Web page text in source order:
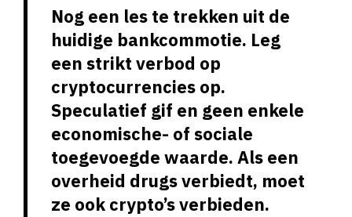
Nog een les te trekken uit de
huidige bankcommotie. Leg
een strikt verbod op
cryptocurrencies op.
Speculatief gif en geen enkele
economische- of sociale
toegevoegde waarde. Als een
overheid drugs verbiedt, moet
ze ook crypto’s verbieden.